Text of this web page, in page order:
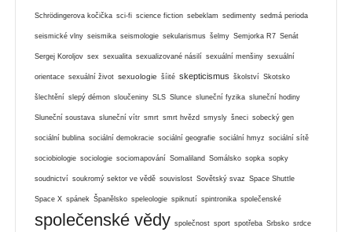
Schrödingerova kočička sci-fi science fiction sebeklam sedimenty sedmá perioda
seismické vlny seismika seismologie sekularismus šelmy Semjorka R7 Senát
Sergej Koroljov sex sexualita sexualizované násilí sexuální menšiny sexuální
orientace sexuální život sexuologie šíité skepticismus školství Skotsko
šlechtění slepý démon sloučeniny SLS Slunce sluneční fyzika sluneční hodiny
Sluneční soustava sluneční vítr smrt smrt hvězd smysly šneci sobecký gen
sociální bublina sociální demokracie sociální geografie sociální hmyz sociální sítě
sociobiologie sociologie sociomapování Somaliland Somálsko sopka sopky
soudnictví soukromý sektor ve vědě souvislost Sovětský svaz Space Shuttle
Space X spánek Španělsko speleologie spiknutí spintronika společenské
společenské vědy společnost sport spotřeba Srbsko srdce